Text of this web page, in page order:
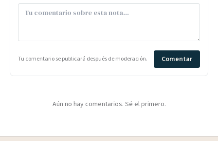
Tu comentario se publicará después de moderación. Comentar
Aún no hay comentarios. Sé el primero.